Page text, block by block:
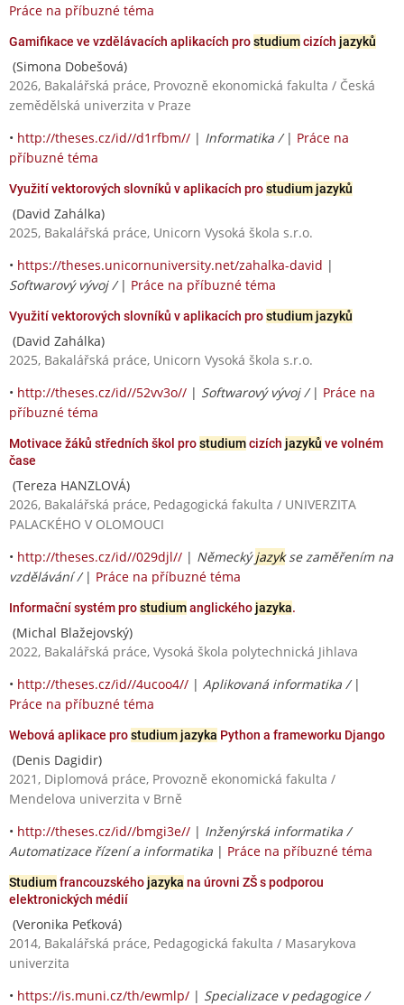
Práce na příbuzné téma
Gamifikace ve vzdělávacích aplikacích prostudiumcizích jazyků
(Simona Dobešová)
2026, Bakalářská práce, Provozně ekonomická fakulta / Česká
zemědělská univerzita v Praze
• http://theses.cz/id//d1rfbm// | Informatika / | Práce na
příbuzné téma
Využití vektorových slovníků v aplikacích prostudium jazyků
(David Zahálka)
2025, Bakalářská práce, Unicorn Vysoká škola s.r.o.
• https://theses.unicornuniversity.net/zahalka-david |
Softwarový vývoj / | Práce na příbuzné téma
Využití vektorových slovníků v aplikacích prostudium jazyků
(David Zahálka)
2025, Bakalářská práce, Unicorn Vysoká škola s.r.o.
• http://theses.cz/id//52vv3o// | Softwarový vývoj / | Práce na
příbuzné téma
Motivace žáků středních škol prostudiumcizích jazyků ve volném
čase
(Tereza HANZLOVÁ)
2026, Bakalářská práce, Pedagogická fakulta / UNIVERZITA
PALACKÉHO V OLOMOUCI
• http://theses.cz/id//029djl// | Německýjazykse zaměřením na
vzdělávání / | Práce na příbuzné téma
Informační systém prostudiumanglického jazyka.
(Michal Blažejovský)
2022, Bakalářská práce, Vysoká škola polytechnická Jihlava
• http://theses.cz/id//4ucoo4// | Aplikovaná informatika / |
Práce na příbuzné téma
Webová aplikace prostudium jazyka Python a frameworku Django
(Denis Dagidir)
2021, Diplomová práce, Provozně ekonomická fakulta /
Mendelova univerzita v Brně
• http://theses.cz/id//bmgi3e// | Inženýrská informatika /
Automatizace řízení a informatika | Práce na příbuzné téma
Studiumfrancouzského jazyka na úrovni ZŠ s podporou
elektronických médií
(Veronika Peťková)
2014, Bakalářská práce, Pedagogická fakulta / Masarykova
univerzita
• https://is.muni.cz/th/ewmlp/ | Specializace v pedagogice /